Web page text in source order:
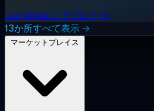
Las Vegas にデプロイ →
13か所すべて表示 →